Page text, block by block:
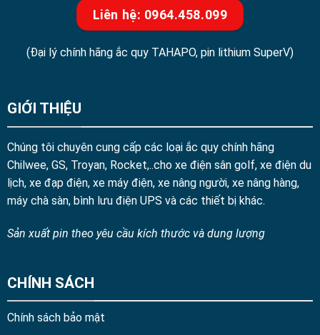
Liên hệ: 0964.458.099
(Đại lý chính hãng ắc quy TAHAPO, pin lithium SuperV)
GIỚI THIỆU
Chúng tôi chuyên cung cấp các loại ắc quy chính hãng
Chilwee, GS, Troyan, Rocket,..cho xe điện sân golf, xe điện du
lịch, xe đạp điện, xe máy điện, xe nâng người, xe nâng hàng,
máy chà sàn, bình lưu điện UPS và các thiết bị khác.
Sản xuất pin theo yêu cầu kích thước và dung lượng
CHÍNH SÁCH
Chính sách bảo mật